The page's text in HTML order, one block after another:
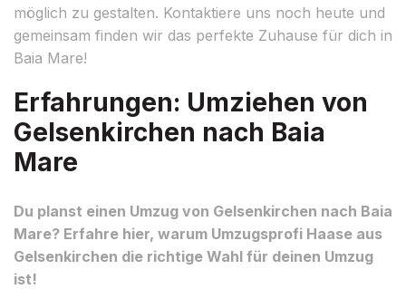
möglich zu gestalten. Kontaktiere uns noch heute und
gemeinsam finden wir das perfekte Zuhause für dich in
Baia Mare!
Erfahrungen: Umziehen von
Gelsenkirchen nach Baia
Mare
Du planst einen Umzug von Gelsenkirchen nach Baia
Mare? Erfahre hier, warum Umzugsprofi Haase aus
Gelsenkirchen die richtige Wahl für deinen Umzug
ist!